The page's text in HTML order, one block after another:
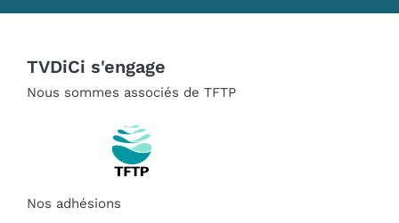
TVDiCi s'engage
Nous sommes associés de TFTP
Nos adhésions